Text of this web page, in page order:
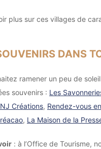
plus sur ces villages de
DANS
ramener un peu de
souvenirs : Les
Créations, Rendez-vous en
, La Maison de la
: à l’Office de Tourisme,